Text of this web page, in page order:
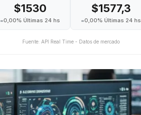
$1530
=0,00% Últimas 24 hs
$1577,3
=0,00% Últimas 24 hs
Fuente: API Real Time - Datos de mercado